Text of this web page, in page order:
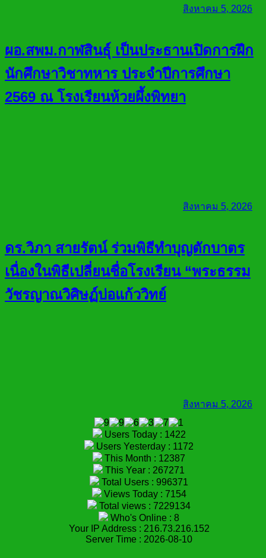
สิงหาคม 5, 2026
ผอ.สพม.กาฬสินธุ์ เป็นประธานเปิดการฝึก
นักศึกษาวิชาทหาร ประจำปีการศึกษา
2569 ณ โรงเรียนห้วยผึ้งพิทยา
สิงหาคม 5, 2026
ดร.วิภา สายรัตน์ ร่วมพิธีทำบุญตักบาตร
เนื่องในพิธีเปลี่ยนชื่อโรงเรียน “พระธรรม
วัชรญาณวิศิษฏ์บ่อแก้ววิทย์
สิงหาคม 5, 2026
Users Today : 1422
Users Yesterday : 1172
This Month : 12387
This Year : 267271
Total Users : 996371
Views Today : 7154
Total views : 7229134
Who's Online : 8
Your IP Address : 216.73.216.152
Server Time : 2026-08-10